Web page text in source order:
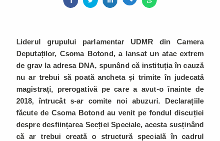
Liderul grupului parlamentar UDMR din Camera
Deputaților, Csoma Botond, a lansat un atac extrem
de grav la adresa DNA, spunând că instituția în cauză
nu ar trebui să poată ancheta și trimite în judecată
magistrați, prerogativă pe care a avut-o înainte de
2018, întrucât s-ar comite noi abuzuri. Declarațiile
făcute de Csoma Botond au venit pe fondul discuției
despre desființarea Secției Speciale, acesta susținând
că ar trebui creată o structură specială în cadrul